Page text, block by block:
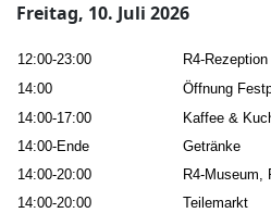
Freitag, 10. Juli 2026
12:00-23:00
R4-Rezeption
14:00
Öffnung
14:00-17:00
Kaffee &
14:00-Ende
Getränke
14:00-20:00
R4-Museum,
14:00-20:00
Teilemarkt